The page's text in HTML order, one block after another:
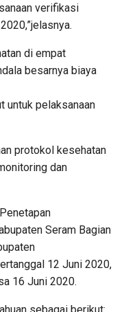
verifikasi
di empat
besarnya biaya
untuk pelaksanaan
protokol kesehatan
dan
Seram Bagian
12 Juni 2020,
16 Juni 2020.